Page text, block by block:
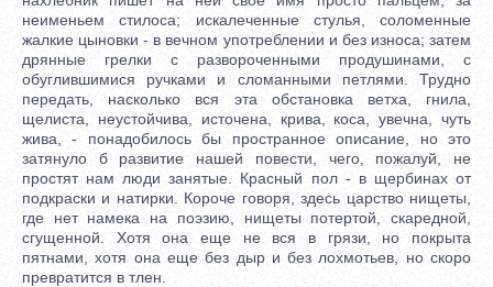
неименьем стилоса; искалеченные стулья, соломенные
жалкие цыновки - в вечном употреблении и без износа; затем
дрянные грелки с развороченными продушинами, с
обуглившимися ручками и сломанными петлями. Трудно
передать, насколько вся эта обстановка ветха, гнила,
щелиста, неустойчива, источена, крива, коса, увечна, чуть
жива, - понадобилось бы пространное описание, но это
затянуло б развитие нашей повести, чего, пожалуй, не
простят нам люди занятые. Красный пол - в щербинах от
подкраски и натирки. Короче говоря, здесь царство нищеты,
где нет намека на поэзию, нищеты потертой, скаредной,
сгущенной. Хотя она еще не вся в грязи, но покрыта
пятнами, хотя она еще без дыр и без лохмотьев, но скоро
превратится в тлен.